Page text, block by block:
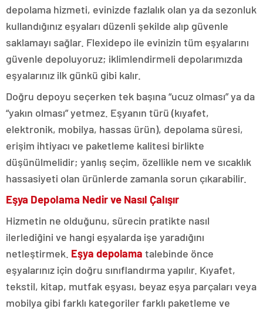
depolama hizmeti, evinizde fazlalık olan ya da sezonluk
kullandığınız eşyaları düzenli şekilde alıp güvenle
saklamayı sağlar. Flexidepo ile evinizin tüm eşyalarını
güvenle depoluyoruz; iklimlendirmeli depolarımızda
eşyalarınız ilk günkü gibi kalır.
Doğru depoyu seçerken tek başına “ucuz olması” ya da
“yakın olması” yetmez. Eşyanın türü (kıyafet,
elektronik, mobilya, hassas ürün), depolama süresi,
erişim ihtiyacı ve paketleme kalitesi birlikte
düşünülmelidir; yanlış seçim, özellikle nem ve sıcaklık
hassasiyeti olan ürünlerde zamanla sorun çıkarabilir.
Eşya Depolama Nedir ve Nasıl Çalışır
Hizmetin ne olduğunu, sürecin pratikte nasıl
ilerlediğini ve hangi eşyalarda işe yaradığını
netleştirmek. Eşya depolama talebinde önce
eşyalarınız için doğru sınıflandırma yapılır. Kıyafet,
tekstil, kitap, mutfak eşyası, beyaz eşya parçaları veya
mobilya gibi farklı kategoriler farklı paketleme ve